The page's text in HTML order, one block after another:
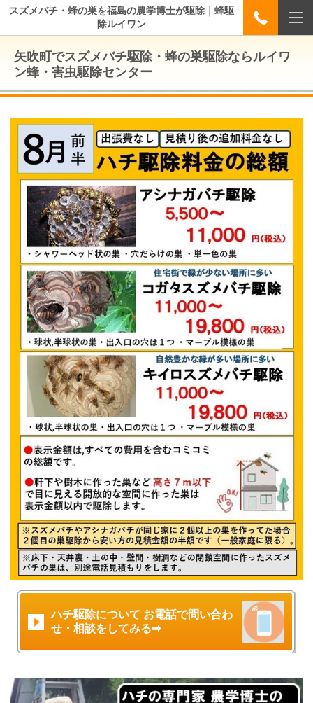
スズメバチ・蜂の巣を福島の農学博士が駆除｜蜂駆
除ルイワン
矢吹町でスズメバチ駆除・蜂の巣駆除ならルイワ
ン蜂・害虫駆除センター
ハチ駆除について お電話で問い合わ
せ・相談をしてみる➡